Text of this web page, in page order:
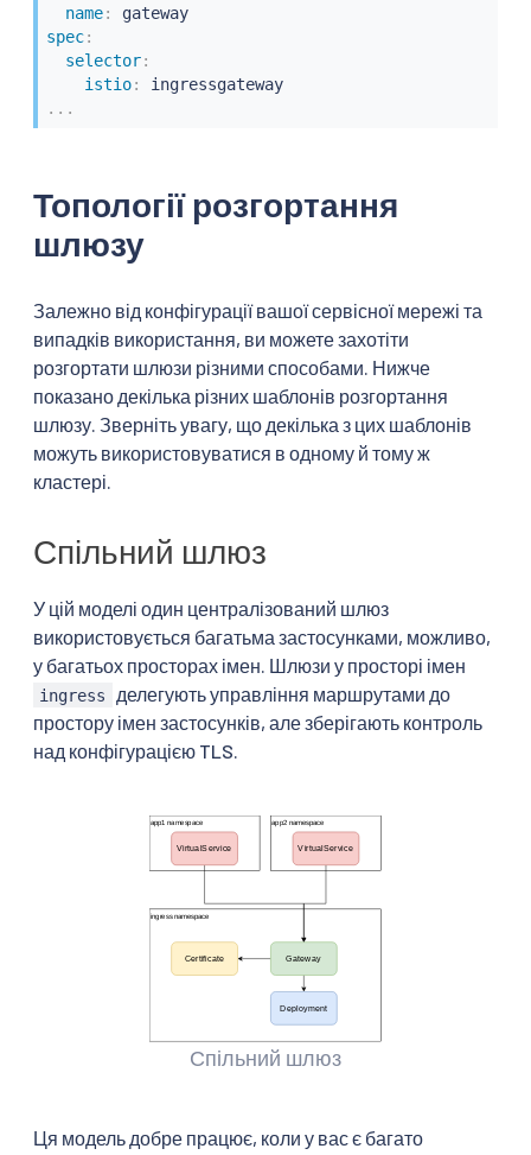
name:
gateway
spec:
selector:
istio:
ingressgateway
...
Топології розгортання
шлюзу
Залежно від конфігурації вашої сервісної мережі та
випадків використання, ви можете захотіти
розгортати шлюзи різними способами. Нижче
показано декілька різних шаблонів розгортання
шлюзу. Зверніть увагу, що декілька з цих шаблонів
можуть використовуватися в одному й тому ж
кластері.
Спільний шлюз
У цій моделі один централізований шлюз
використовується багатьма застосунками, можливо,
у багатьох просторах імен. Шлюзи у просторі імен
ingress
делегують управління маршрутами до
простору імен застосунків, але зберігають контроль
над конфігурацією TLS.
Спільний шлюз
Ця модель добре працює, коли у вас є багато